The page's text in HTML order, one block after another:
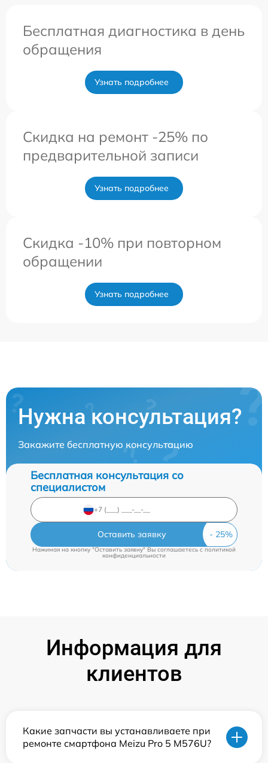
Бесплатная диагностика в день
обращения
Узнать подробнее
Скидка на ремонт -25% по
предварительной записи
Узнать подробнее
Скидка -10% при повторном
обращении
Узнать подробнее
Нужна консультация?
Закажите бесплатную консультацию
Бесплатная консультация со
специалистом
Оставить заявку
Нажимая на кнопку "Оставить заявку" Вы соглашаетесь cполитикой
конфиденциальности
Информация для
клиентов
Какие запчасти вы устанавливаете при
ремонте смартфона Meizu Pro 5 M576U?